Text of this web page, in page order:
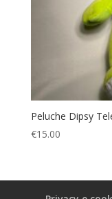
Peluche Dipsy
€15.00